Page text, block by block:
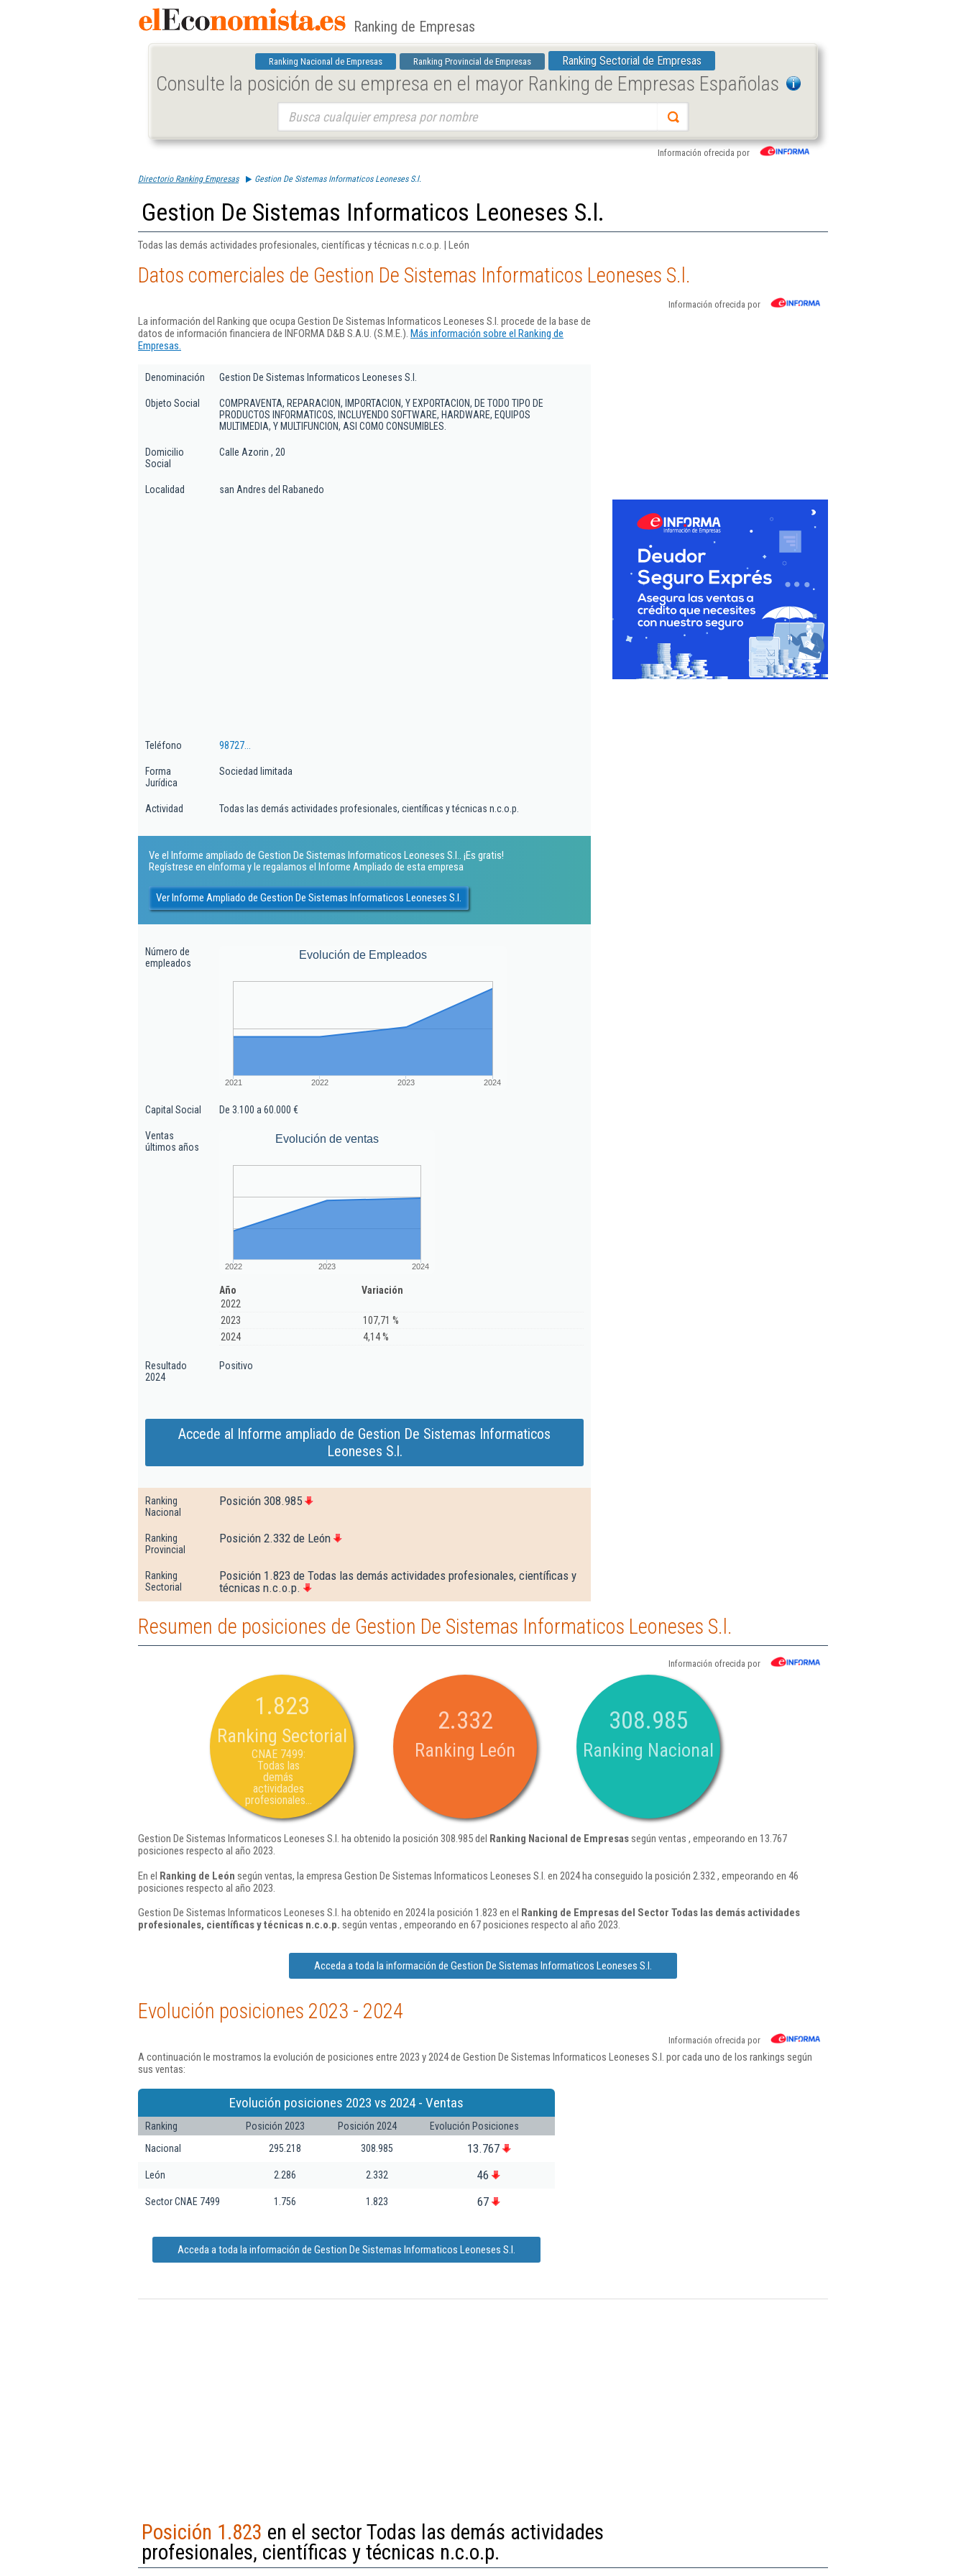
Ranking de Empresas
Ranking Nacional de Empresas Ranking Provincial de Empresas Ranking Sectorial de Empresas
Consulte la posición de su empresa en el mayor Ranking de Empresas Españolas
Información ofrecida por
Directorio Ranking Empresas Gestion De Sistemas Informaticos Leoneses S.l.
Gestion De Sistemas Informaticos Leoneses S.l.
Todas las demás actividades profesionales, científicas y técnicas n.c.o.p. | León
Datos comerciales de Gestion De Sistemas Informaticos Leoneses S.l.
Información ofrecida por
La información del Ranking que ocupa Gestion De Sistemas Informaticos Leoneses S.l. procede de la base de
datos de información financiera de INFORMA D&B S.A.U. (S.M.E.). Más información sobre el Ranking de
Empresas.
Denominación Gestion De Sistemas Informaticos Leoneses S.l.
Objeto Social
COMPRAVENTA, REPARACION, IMPORTACION, Y EXPORTACION, DE TODO TIPO DE
PRODUCTOS INFORMATICOS, INCLUYENDO SOFTWARE, HARDWARE, EQUIPOS
MULTIMEDIA, Y MULTIFUNCION, ASI COMO CONSUMIBLES.
Domicilio
Social
Calle Azorin , 20
Localidad san Andres del Rabanedo
Teléfono 98727...
Forma
Jurídica
Sociedad limitada
Actividad Todas las demás actividades profesionales, científicas y técnicas n.c.o.p.
Ve el Informe ampliado de Gestion De Sistemas Informaticos Leoneses S.l.. ¡Es gratis!
Regístrese en eInforma y le regalamos el Informe Ampliado de esta empresa
Ver Informe Ampliado de Gestion De Sistemas Informaticos Leoneses S.l.
Número de
empleados
Evolución de Empleados
2021 2022 2023 2024
Capital Social De 3.100 a 60.000 €
Ventas
últimos años
Evolución de ventas
2022 2023 2024
Año
Variación
2022
2023
107,71 %
2024
4,14 %
Resultado
2024
Positivo
Accede al Informe ampliado de Gestion De Sistemas Informaticos
Leoneses S.l.
Ranking
Nacional
Posición 308.985
Ranking
Provincial
Posición 2.332 de León
Ranking
Sectorial
Posición 1.823 de Todas las demás actividades profesionales, científicas y
técnicas n.c.o.p.
Resumen de posiciones de Gestion De Sistemas Informaticos Leoneses S.l.
Información ofrecida por
1.823
Ranking Sectorial
CNAE 7499:
Todas las
demás
actividades
profesionales...
2.332
Ranking León
308.985
Ranking Nacional
Gestion De Sistemas Informaticos Leoneses S.l. ha obtenido la posición 308.985 del Ranking Nacional de Empresassegún ventas , empeorando en 13.767
posiciones respecto al año 2023.
En el Ranking de León según ventas, la empresa Gestion De Sistemas Informaticos Leoneses S.l. en 2024 ha conseguido la posición 2.332 , empeorando en 46
posiciones respecto al año 2023.
Gestion De Sistemas Informaticos Leoneses S.l. ha obtenido en 2024 la posición 1.823 en el Ranking de Empresas del Sector Todas las demás actividades
profesionales, científicas y técnicas n.c.o.p. según ventas , empeorando en 67 posiciones respecto al año 2023.
Acceda a toda la información de Gestion De Sistemas Informaticos Leoneses S.l.
Evolución posiciones 2023 - 2024
Información ofrecida por
A continuación le mostramos la evolución de posiciones entre 2023 y 2024 de Gestion De Sistemas Informaticos Leoneses S.l. por cada uno de los rankings según
sus ventas:
Evolución posiciones 2023 vs 2024 - Ventas
Ranking Posición 2023 Posición 2024
Evolución Posiciones
Nacional
295.218 308.985 13.767
León 2.286 2.332 46
Sector CNAE 7499 1.756 1.823 67
Acceda a toda la información de Gestion De Sistemas Informaticos Leoneses S.l.
Posición 1.823 en el sector Todas las demás actividades
profesionales, científicas y técnicas n.c.o.p.